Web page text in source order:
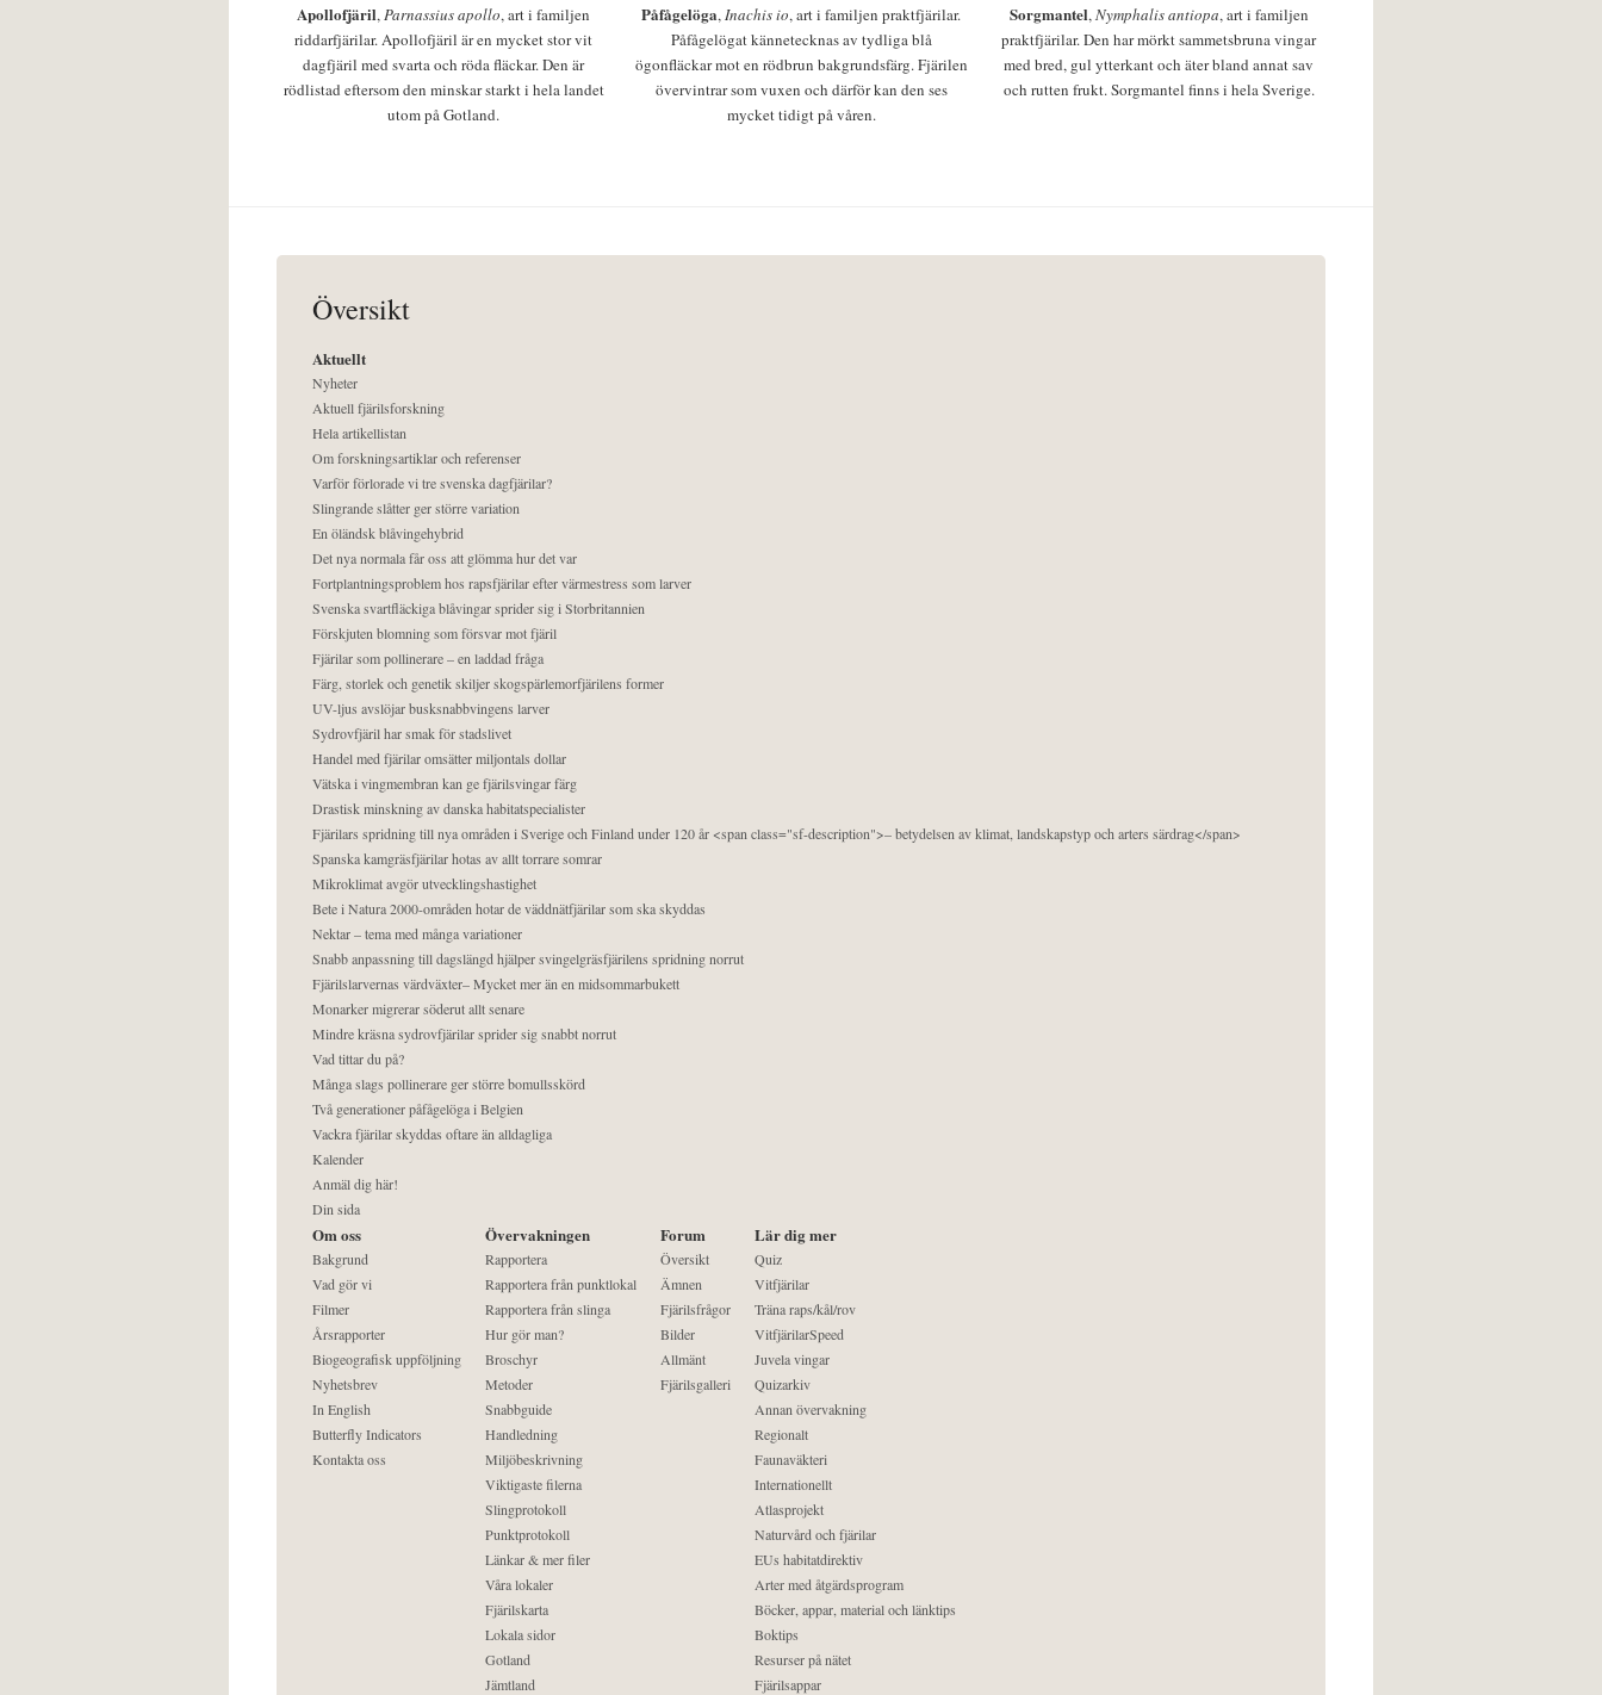
Apollofjäril,Parnassius apollo, art i familjen
riddarfjärilar. Apollofjäril är en mycket stor vit
dagfjäril med svarta och röda fläckar. Den är
rödlistad eftersom den minskar starkt i hela landet
utom på Gotland.
Påfågelöga,Inachis io, art i familjen praktfjärilar.
Påfågelögat kännetecknas av tydliga blå
ögonfläckar mot en rödbrun bakgrundsfärg. Fjärilen
övervintrar som vuxen och därför kan den ses
mycket tidigt på våren.
Sorgmantel,Nymphalis antiopa, art i familjen
praktfjärilar. Den har mörkt sammetsbruna vingar
med bred, gul ytterkant och äter bland annat sav
och rutten frukt. Sorgmantel finns i hela Sverige.
Översikt
Aktuellt
Nyheter
Aktuell fjärilsforskning
Hela artikellistan
Om forskningsartiklar och referenser
Varför förlorade vi tre svenska dagfjärilar?
Slingrande slåtter ger större variation
En öländsk blåvingehybrid
Det nya normala får oss att glömma hur det var
Fortplantningsproblem hos rapsfjärilar efter värmestress som larver
Svenska svartfläckiga blåvingar sprider sig i Storbritannien
Förskjuten blomning som försvar mot fjäril
Fjärilar som pollinerare – en laddad fråga
Färg, storlek och genetik skiljer skogspärlemorfjärilens former
UV-ljus avslöjar busksnabbvingens larver
Sydrovfjäril har smak för stadslivet
Handel med fjärilar omsätter miljontals dollar
Vätska i vingmembran kan ge fjärilsvingar färg
Drastisk minskning av danska habitatspecialister
Fjärilars spridning till nya områden i Sverige och Finland under 120 år <span class="sf-description">– betydelsen av klimat, landskapstyp och arters särdrag</span>
Spanska kamgräsfjärilar hotas av allt torrare somrar
Mikroklimat avgör utvecklingshastighet
Bete i Natura 2000-områden hotar de väddnätfjärilar som ska skyddas
Nektar – tema med många variationer
Snabb anpassning till dagslängd hjälper svingelgräsfjärilens spridning norrut
Fjärilslarvernas värdväxter– Mycket mer än en midsommarbukett
Monarker migrerar söderut allt senare
Mindre kräsna sydrovfjärilar sprider sig snabbt norrut
Vad tittar du på?
Många slags pollinerare ger större bomullsskörd
Två generationer påfågelöga i Belgien
Vackra fjärilar skyddas oftare än alldagliga
Kalender
Anmäl dig här!
Din sida
Om oss
Bakgrund
Vad gör vi
Filmer
Årsrapporter
Biogeografisk uppföljning
Nyhetsbrev
In English
Butterfly Indicators
Kontakta oss
Övervakningen
Rapportera
Rapportera från punktlokal
Rapportera från slinga
Hur gör man?
Broschyr
Metoder
Snabbguide
Handledning
Miljöbeskrivning
Viktigaste filerna
Slingprotokoll
Punktprotokoll
Länkar & mer filer
Våra lokaler
Fjärilskarta
Lokala sidor
Gotland
Jämtland
Forum
Översikt
Ämnen
Fjärilsfrågor
Bilder
Allmänt
Fjärilsgalleri
Lär dig mer
Quiz
Vitfjärilar
Träna raps/kål/rov
VitfjärilarSpeed
Juvela vingar
Quizarkiv
Annan övervakning
Regionalt
Faunaväkteri
Internationellt
Atlasprojekt
Naturvård och fjärilar
EUs habitatdirektiv
Arter med åtgärdsprogram
Böcker, appar, material och länktips
Boktips
Resurser på nätet
Fjärilsappar